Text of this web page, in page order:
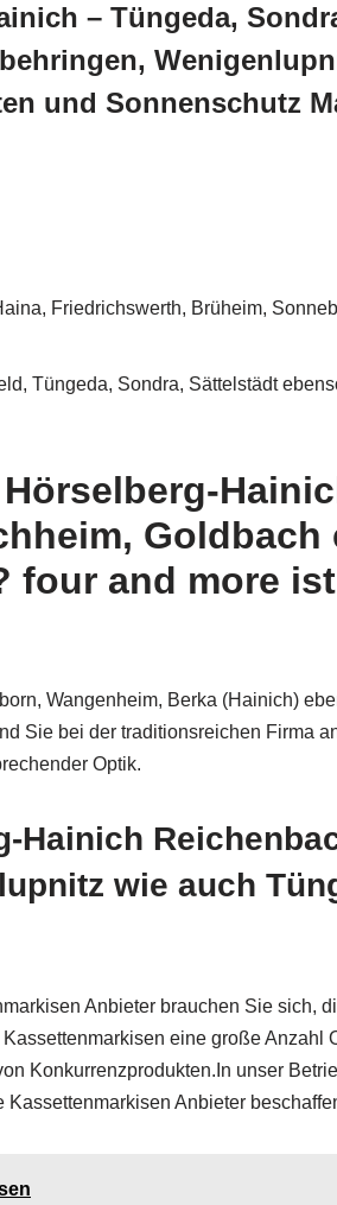
– Tüngeda,
und Sonnenschutz
Friedrichswerth, Brüheim,
Tüngeda, Sondra, Sättelstädt
Goldbach
four and more
Wangenheim, Berka (Hainich)
Sie bei der traditionsreichen Firma
Optik.
Hainich
wie auch
Anbieter brauchen Sie sich,
eine große Anzahl
Konkurrenzprodukten.In unser
Anbieter